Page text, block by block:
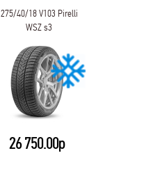
275/40/18 V103 Pirelli
WSZ s3
26 750.00р